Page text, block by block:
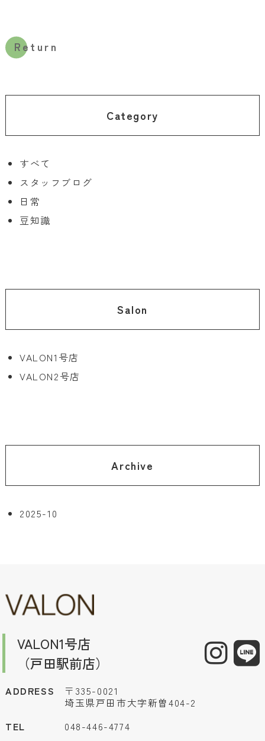
Category
すべて
スタッフブログ
日常
豆知識
Salon
VALON1号店
VALON2号店
Archive
2025-10
Return
VALON1号店
（戸田駅前店）
ADDRESS
〒335-0021
埼玉県戸田市大字新曽404-2
TEL
048-446-4774